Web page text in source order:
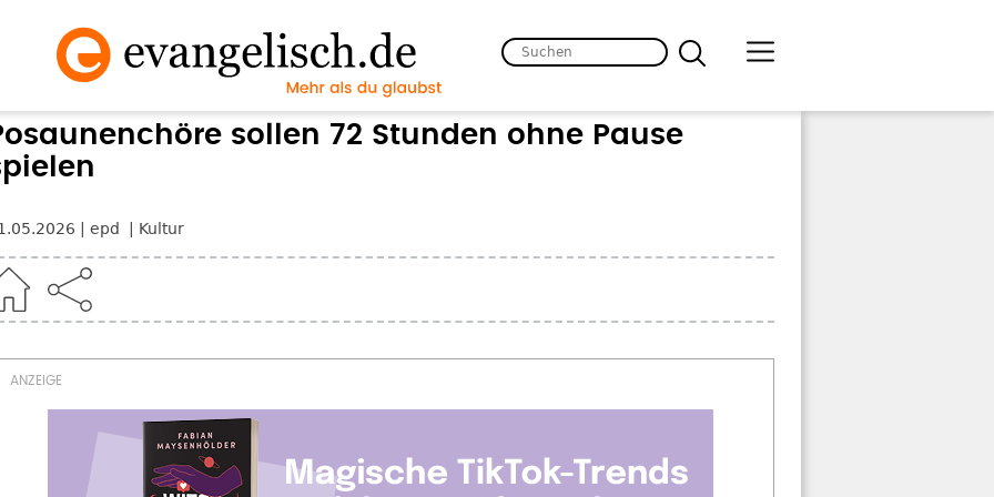
sollen 72 Stunden ohne Pause
epd Kultur